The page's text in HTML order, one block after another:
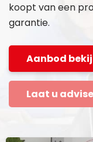
koopt van een
garantie.
Aanbod
Laat u